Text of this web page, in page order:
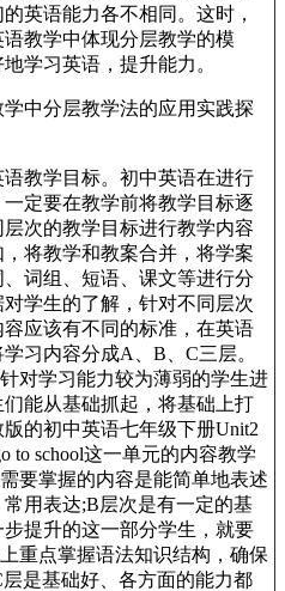
英语能力各不相同。这时，
教学中体现分层教学的模
学习英语，提升能力。
中分层教学法的应用实践探
教学目标。初中英语在进行
定要在教学前将教学目标逐
次的教学目标进行教学内容
将教学和教案合并，将学案
词组、短语、课文等进行分
学生的了解，针对不同层次
应该有不同的标准，在英语
习内容分成A、B、C三层。
对学习能力较为薄弱的学生进
能从基础抓起，将基础上打
的初中英语七年级下册Unit2
to school这一单元的内容教学
要掌握的内容是能简单地表述
用表达;B层次是有一定的基
提升的这一部分学生，就要
重点掌握语法知识结构，确保
是基础好、各方面的能力都